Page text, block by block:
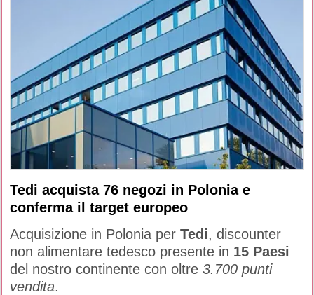
Tedi acquista 76 negozi in Polonia e
conferma il target europeo
Acquisizione in Polonia per Tedi, discounter
non alimentare tedesco presente in 15 Paesi
del nostro continente con oltre 3.700 punti
vendita.